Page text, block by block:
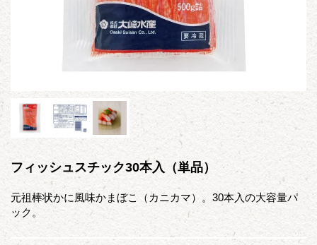
フィッシュスチック30本入（単品）
元祖棒状かに風味かまぼこ（カニカマ）。30本入の大容量パ
ック。